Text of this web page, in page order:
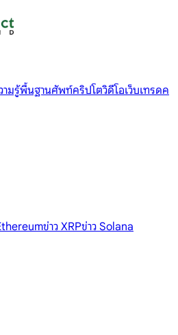
ามรู้พื้นฐานศัพท์คริปโตวิดีโอเว็บเทรดค
ข่าว XRPข่าว Solana